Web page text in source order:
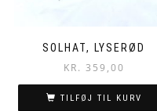
SOLHAT, LYSERØD
KR. 359,00
TILFØJ TIL KURV